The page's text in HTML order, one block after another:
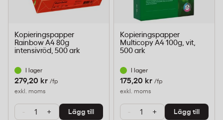
Kopieringspapper
Rainbow A4 80g
intensivröd, 500 ark
I lager
279,20 kr /fp
exkl. moms
- + Lägg till
Kopieringspapper
Multicopy A4 100g, vit,
500 ark
I lager
175,20 kr /fp
exkl. moms
- + Lägg till